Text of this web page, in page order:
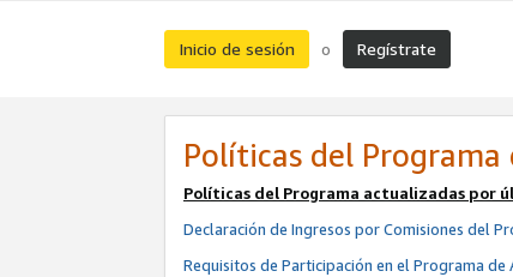
Inicio de sesión o Regístrate
Políticas del Programa
Políticas del Programa actualizadas por
Declaración de Ingresos por Comisiones del
Requisitos de Participación en el Programa de